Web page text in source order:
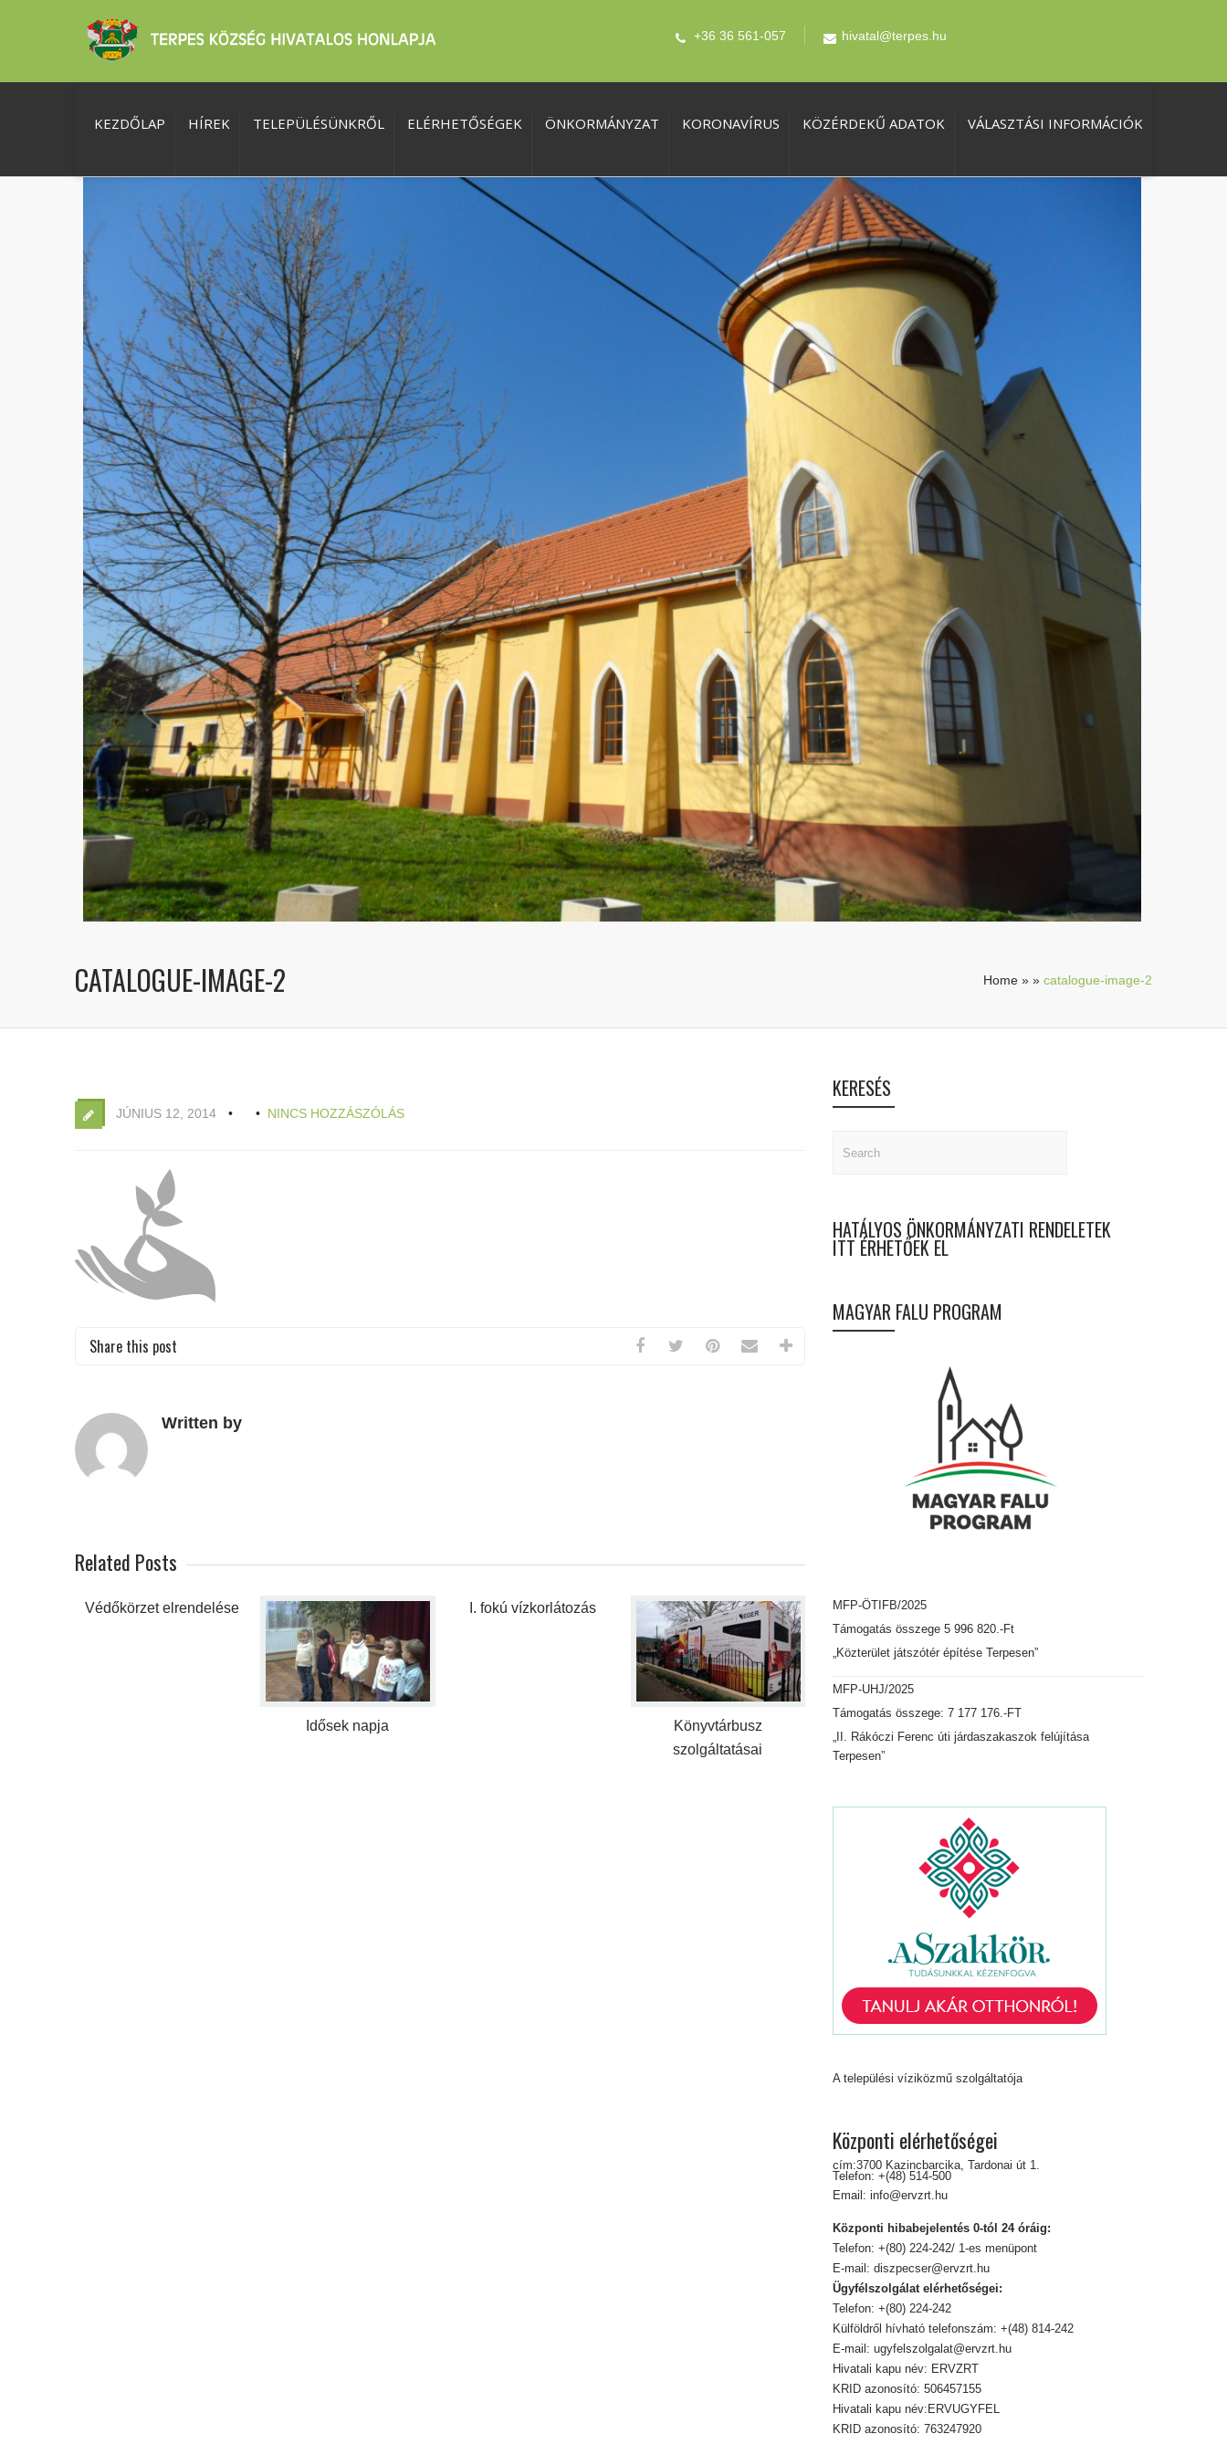
+36 36 561-057 hivatal@terpes.hu
KEZDŐLAP HÍREK TELEPÜLÉSÜNKRŐL ELÉRHETŐSÉGEK ÖNKORMÁNYZAT KORONAVÍRUS KÖZÉRDEKŰ ADATOK VÁLASZTÁSI INFORMÁCIÓK
CATALOGUE-IMAGE-2 Home » » catalogue-image-2
JÚNIUS 12, 2014 NINCS HOZZÁSZÓLÁS
Share this post
Written by
Related Posts
Védőkörzet elrendelése
Idősek napja
I. fokú vízkorlátozás
Könyvtárbusz
szolgáltatásai
KERESÉS
HATÁLYOS ÖNKORMÁNYZATI RENDELETEK
ITT ÉRHETŐEK EL
MAGYAR FALU PROGRAM
MFP-ÖTIFB/2025
Támogatás összege 5 996 820.-Ft
„Közterület játszótér építése Terpesen”
MFP-UHJ/2025
Támogatás összege: 7 177 176.-FT
„II. Rákóczi Ferenc úti járdaszakaszok felújítása
Terpesen”
A települési víziközmű szolgáltatója
Központi elérhetőségei
cím:3700 Kazincbarcika, Tardonai út 1.
Telefon: +(48) 514-500
Email: info@ervzrt.hu
Központi hibabejelentés 0-tól 24 óráig:
Telefon: +(80) 224-242/ 1-es menüpont
E-mail: diszpecser@ervzrt.hu
Ügyfélszolgálat elérhetőségei:
Telefon: +(80) 224-242
Külföldről hívható telefonszám: +(48) 814-242
E-mail: ugyfelszolgalat@ervzrt.hu
Hivatali kapu név: ERVZRT
KRID azonosító: 506457155
Hivatali kapu név:ERVUGYFEL
KRID azonosító: 763247920